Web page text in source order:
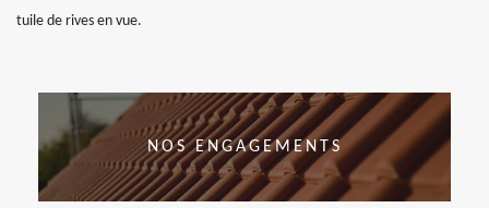
tuile de rives en vue.
NOS ENGAGEMENTS